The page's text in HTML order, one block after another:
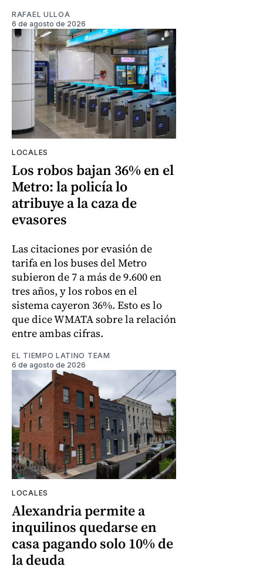
RAFAEL ULLOA
6 de agosto de 2026
LOCALES
Los robos bajan 36% en el
Metro: la policía lo
atribuye a la caza de
evasores
Las citaciones por evasión de
tarifa en los buses del Metro
subieron de 7 a más de 9.600 en
tres años, y los robos en el
sistema cayeron 36%. Esto es lo
que dice WMATA sobre la relación
entre ambas cifras.
EL TIEMPO LATINO TEAM
6 de agosto de 2026
LOCALES
Alexandria permite a
inquilinos quedarse en
casa pagando solo 10% de
la deuda